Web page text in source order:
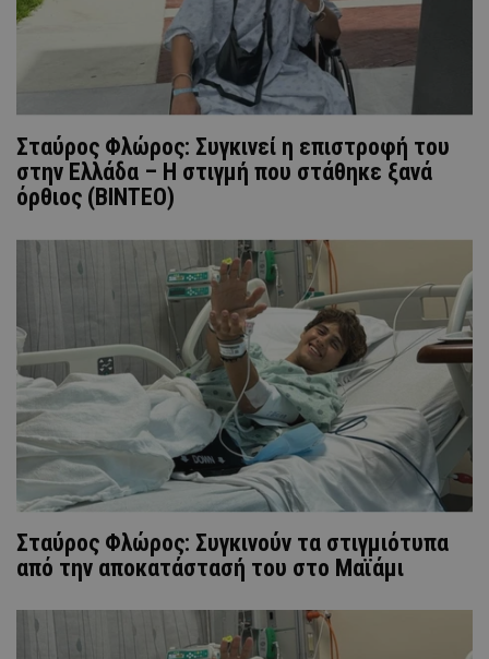
Σταύρος Φλώρος: Συγκινεί η επιστροφή του
στην Ελλάδα – Η στιγμή που στάθηκε ξανά
όρθιος (BINTEO)
Σταύρος Φλώρος: Συγκινούν τα στιγμιότυπα
από την αποκατάστασή του στο Μαϊάμι